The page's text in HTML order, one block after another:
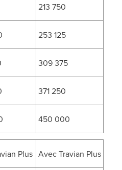
213 750
253 125
309 375
371 250
450 000
Plus Avec Travian Plus